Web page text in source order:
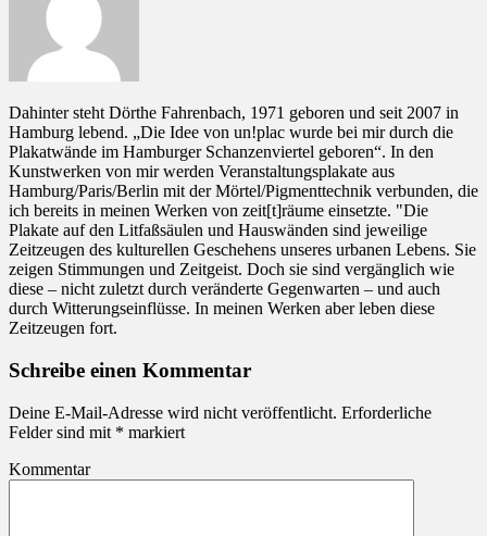
Dahinter steht Dörthe Fahrenbach, 1971 geboren und seit 2007 in
Hamburg lebend. „Die Idee von un!plac wurde bei mir durch die
Plakatwände im Hamburger Schanzenviertel geboren“. In den
Kunstwerken von mir werden Veranstaltungsplakate aus
Hamburg/Paris/Berlin mit der Mörtel/Pigmenttechnik verbunden, die
ich bereits in meinen Werken von zeit[t]räume einsetzte. "Die
Plakate auf den Litfaßsäulen und Hauswänden sind jeweilige
Zeitzeugen des kulturellen Geschehens unseres urbanen Lebens. Sie
zeigen Stimmungen und Zeitgeist. Doch sie sind vergänglich wie
diese – nicht zuletzt durch veränderte Gegenwarten – und auch
durch Witterungseinflüsse. In meinen Werken aber leben diese
Zeitzeugen fort.
Schreibe einen Kommentar
Deine E-Mail-Adresse wird nicht veröffentlicht. Erforderliche
Felder sind mit * markiert
Kommentar